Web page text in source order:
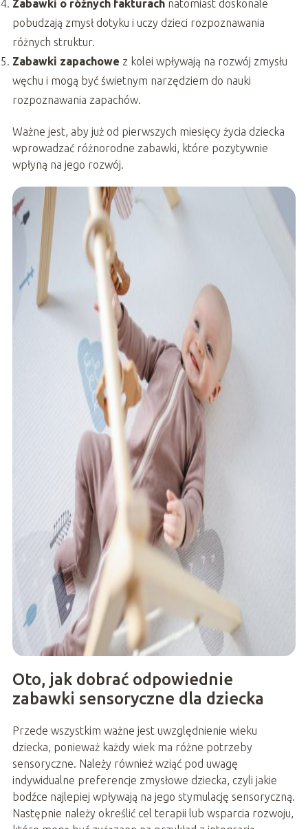
Zabawki o różnych fakturachnatomiast doskonale
pobudzają zmysł dotyku i uczy dzieci rozpoznawania
różnych struktur.
Zabawki zapachowe z kolei wpływają na rozwój zmysłu
węchu i mogą być świetnym narzędziem do nauki
rozpoznawania zapachów.
Ważne jest, aby już od pierwszych miesięcy życia dziecka
wprowadzać różnorodne zabawki, które pozytywnie
wpłyną na jego rozwój.
Oto, jak dobrać odpowiednie
zabawki sensoryczne dla dziecka
Przede wszystkim ważne jest uwzględnienie wieku
dziecka, ponieważ każdy wiek ma różne potrzeby
sensoryczne. Należy również wziąć pod uwagę
indywidualne preferencje zmysłowe dziecka, czyli jakie
bodźce najlepiej wpływają na jego stymulację sensoryczną.
Następnie należy określić cel terapii lub wsparcia rozwoju,